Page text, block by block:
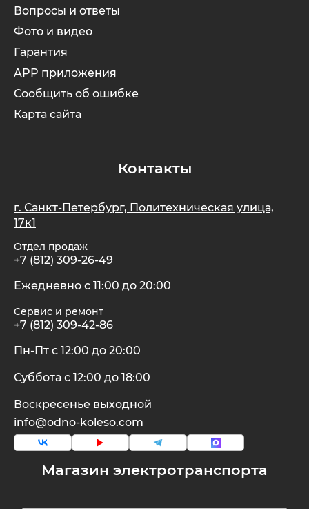
Магазин электротранспорта
Вопросы и ответы
Фото и видео
Гарантия
APP приложения
Сообщить об ошибке
Карта сайта
Контакты
г. Санкт-Петербург, Политехническая улица,
17к1
Отдел продаж
+7 (812) 309-26-49
Ежедневно с 11:00 до 20:00
Сервис и ремонт
+7 (812) 309-42-86
Пн-Пт с 12:00 до 20:00
Суббота с 12:00 до 18:00
Воскресенье выходной
info@odno-koleso.com